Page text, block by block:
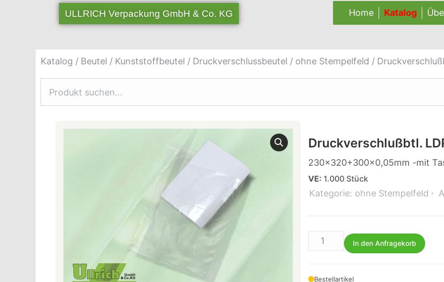
ULLRICH Verpackung GmbH & Co. KG Home Katalog
Katalog / Beutel / Kunststoffbeutel / Druckverschlussbeutel / ohne Stempelfeld /
Druckverschlußbtl.
230×320+300×0,05mm -mit
VE: 1.000 Stück
Kategorie: ohne Stempelfeld
In den Anfragekorb
Bestellartikel